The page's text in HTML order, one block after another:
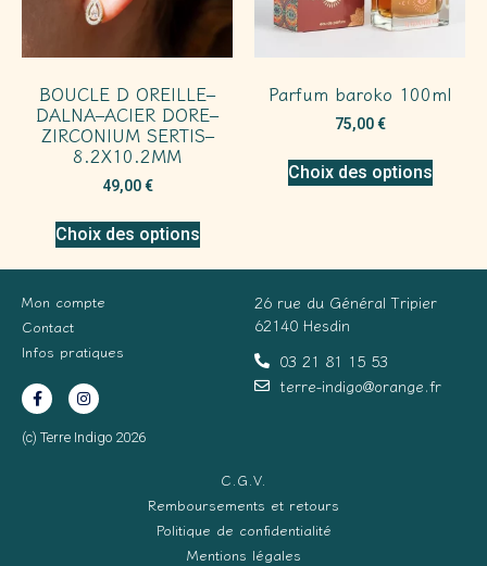
BOUCLE D OREILLE–
DALNA–ACIER DORE–
ZIRCONIUM SERTIS–
8.2X10.2MM
49,00€
Choix des options
Parfum baroko 100ml
75,00€
Choix des options
Mon compte
Contact
Infos pratiques
(c) Terre Indigo 2026
26 rue du Général Tripier
62140 Hesdin
03 21 81 15 53
terre-indigo@orange.fr
C.G.V.
Remboursements et retours
Politique de confidentialité
Mentions légales